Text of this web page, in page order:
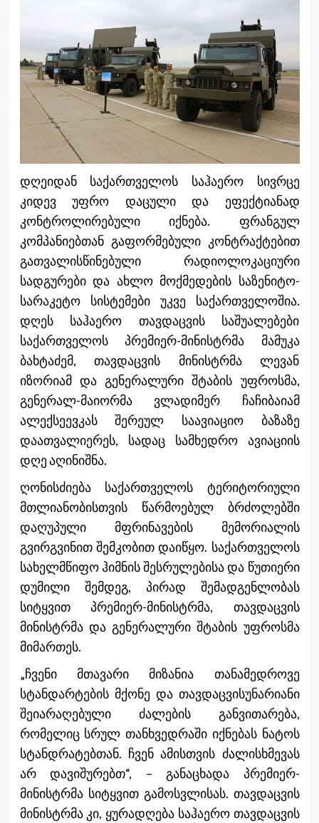
დღეიდან საქართველოს საჰაერო სივრცე
კიდევ უფრო დაცული და ეფექტიანად
კონტროლირებული იქნება. ფრანგულ
კომპანიებთან გაფორმებული კონტრაქტებით
გათვალისწინებული რადიოლოკაციური
სადგურები და ახლო მოქმედების საზენიტო-
სარაკეტო სისტემები უკვე საქართველოშია.
დღეს საჰაერო თავდაცვის საშუალებები
საქართველოს პრემიერ-მინისტრმა მამუკა
ბახტაძემ, თავდაცვის მინისტრმა ლევან
იზორიამ და გენერალური შტაბის უფროსმა,
გენერალ-მაიორმა ვლადიმერ ჩაჩიბაიამ
ალექსეევკას შერეულ საავიაციო ბაზაზე
დაათვალიერეს, სადაც სამხედრო ავიაციის
დღე აღინიშნა.
ღონისძიება საქართველოს ტერიტორიული
მთლიანობისთვის წარმოებულ ბრძოლებში
დაღუპული მფრინავების მემორიალის
გვირგვინით შემკობით დაიწყო. საქართველოს
სახელმწიფო ჰიმნის შესრულებისა და წუთიერი
დუმილი შემდეგ, პირად შემადგენლობას
სიტყვით პრემიერ-მინისტრმა, თავდაცვის
მინისტრმა და გენერალური შტაბის უფროსმა
მიმართეს.
„ჩვენი მთავარი მიზანია თანამედროვე
სტანდარტების მქონე და თავდაცვისუნარიანი
შეიარაღებული ძალების განვითარება,
რომელიც სრულ თანხვედრაში იქნებას ნატოს
სტანდრატებთან. ჩვენ ამისთვის ძალისხმევას
არ დავიშურებთ“, – განაცხადა პრემიერ-
მინისტრმა სიტყვით გამოსვლისას. თავდაცვის
მინისტრმა კი, ყურადღება საჰაერო თავდაცვის